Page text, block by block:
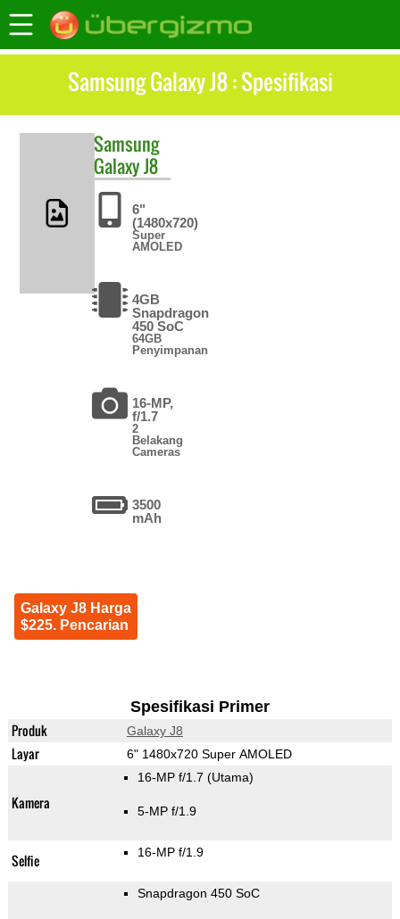
Samsung Galaxy J8 : Spesifikasi
Samsung
Galaxy J8
6"
(1480x720)
Super
AMOLED
4GB
Snapdragon
450 SoC
64GB
Penyimpanan
16-MP,
f/1.7
2
Belakang
Cameras
3500
mAh
Galaxy J8 Harga
$225. Pencarian
Spesifikasi Primer
Produk Galaxy J8
Layar 6" 1480x720 Super AMOLED
Kamera
16-MP f/1.7 (Utama)
5-MP f/1.9
Selfie 16-MP f/1.9
Snapdragon 450 SoC